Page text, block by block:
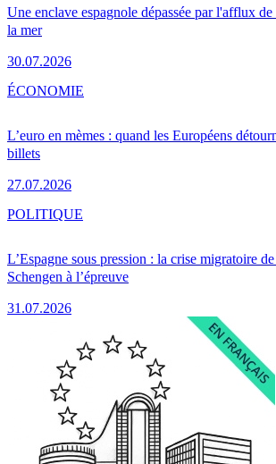
Une enclave espagnole dépassée par l'afflux
la mer
30.07.2026
L’euro en mèmes : quand les Européens
billets
27.07.2026
ÉCONOMIE
L’Espagne sous pression : la crise migratoire
Schengen à l’épreuve
31.07.2026
POLITIQUE